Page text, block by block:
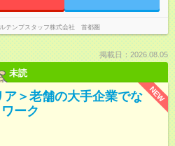
テンプスタッフ株式会社 首都圏
掲載日：2026.08.05
未読
NEW
＞老舗の大手企業でな
ーク